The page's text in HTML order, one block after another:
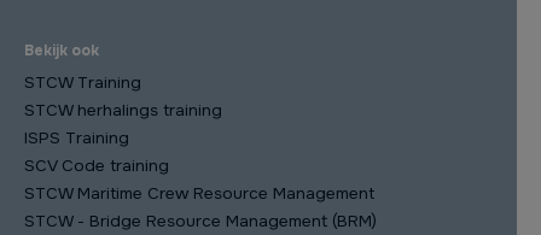
Bekijk ook
STCW Training
STCW herhalings training
ISPS Training
SCV Code training
STCW Maritime Crew Resource Management
STCW - Bridge Resource Management (BRM)